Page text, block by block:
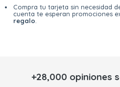
Compra tu tarjeta sin necesidad
cuenta te esperan promociones
regalo
+28,000 opiniones